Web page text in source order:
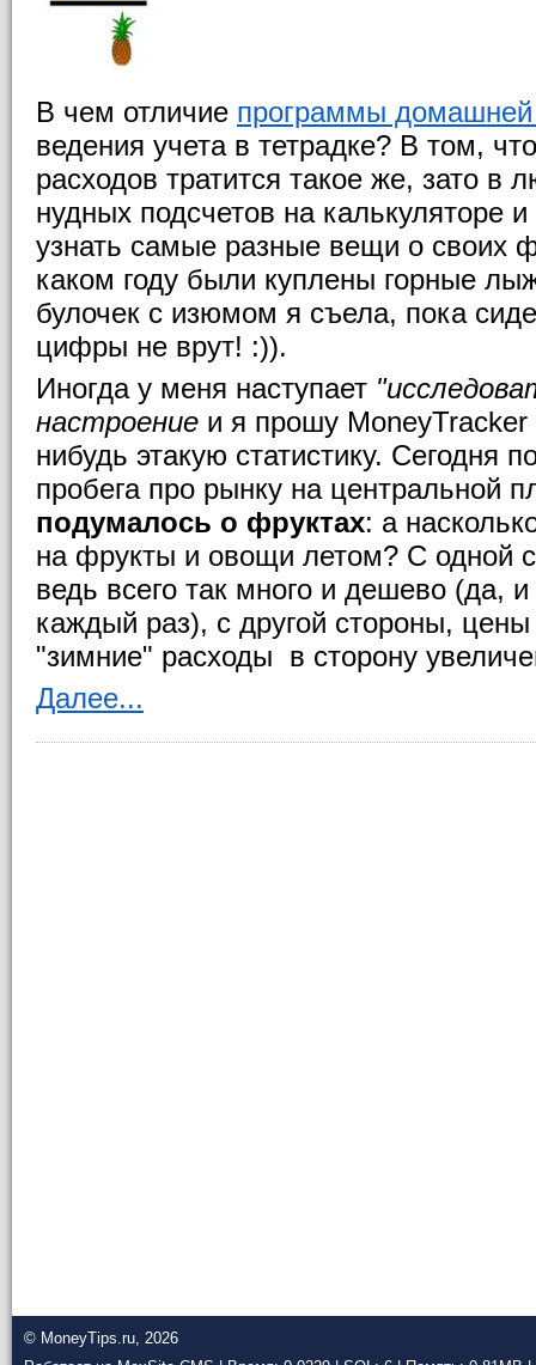
В чем отличие программы домашней
ведения учета в тетрадке? В том,
расходов тратится такое же, зато в
нудных подсчетов на калькуляторе
узнать самые разные вещи о своих
каком году были куплены горные
булочек с изюмом я съела, пока
цифры не врут! :)).
Иногда у меня наступает
настроение и я прошу
нибудь этакую статистику. Сегодня
пробега про рынку на центральной
подумалось о фруктах: а
на фрукты и овощи летом? С одной
ведь всего так много и дешево (да,
каждый раз), с другой стороны,
"зимние" расходы в сторону
Далее...
© MoneyTips.ru, 2026